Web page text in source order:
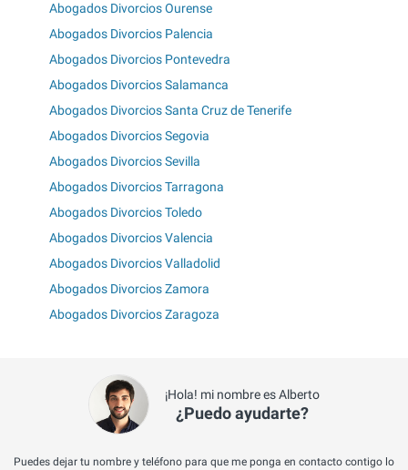
Abogados Divorcios Ourense
Abogados Divorcios Palencia
Abogados Divorcios Pontevedra
Abogados Divorcios Salamanca
Abogados Divorcios Santa Cruz de Tenerife
Abogados Divorcios Segovia
Abogados Divorcios Sevilla
Abogados Divorcios Tarragona
Abogados Divorcios Toledo
Abogados Divorcios Valencia
Abogados Divorcios Valladolid
Abogados Divorcios Zamora
Abogados Divorcios Zaragoza
¡Hola! mi nombre es Alberto
¿Puedo ayudarte?
Puedes dejar tu nombre y teléfono para que me ponga en contacto contigo lo